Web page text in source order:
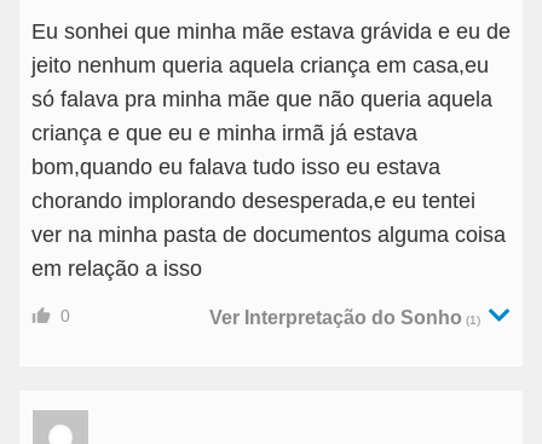
Eu sonhei que minha mãe estava grávida e eu de
jeito nenhum queria aquela criança em casa,eu
só falava pra minha mãe que não queria aquela
criança e que eu e minha irmã já estava
bom,quando eu falava tudo isso eu estava
chorando implorando desesperada,e eu tentei
ver na minha pasta de documentos alguma coisa
em relação a isso
0 Ver Interpretação do Sonho (1)